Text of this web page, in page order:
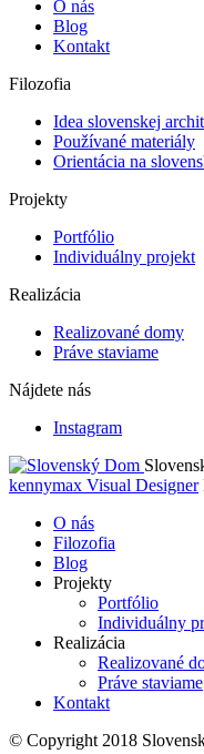
O nás
Blog
Kontakt
Filozofia
Idea slovenskej
Používané materiály
Orientácia na
Projekty
Portfólio
Individuálny projekt
Realizácia
Realizované domy
Práve staviame
Nájdete nás
Instagram
kennymax Visual Designer
O nás
Filozofia
Blog
Projekty
Portfólio
Individuálny
Realizácia
Realizované
Práve staviame
Kontakt
© Copyright 2018